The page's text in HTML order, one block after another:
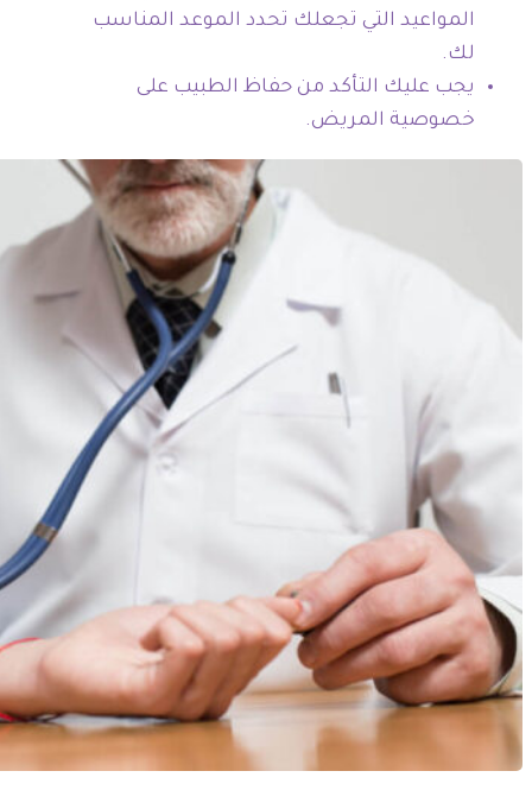
المواعيد التي تجعلك تحدد الموعد المناسب
لك.
يجب عليك التأكد من حفاظ الطبيب على
خصوصية المريض.